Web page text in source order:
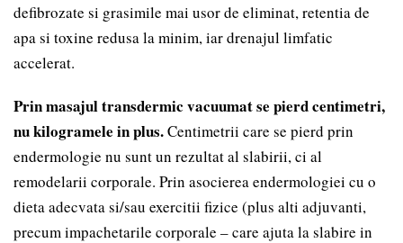
defibrozate si grasimile mai usor de eliminat, retentia de
apa si toxine redusa la minim, iar drenajul limfatic
accelerat.
Prin masajul transdermic vacuumat se pierd centimetri,
nu kilogramele in plus.Centimetrii care se pierd prin
endermologie nu sunt un rezultat al slabirii, ci al
remodelarii corporale. Prin asocierea endermologiei cu o
dieta adecvata si/sau exercitii fizice (plus alti adjuvanti,
precum impachetarile corporale – care ajuta la slabire in